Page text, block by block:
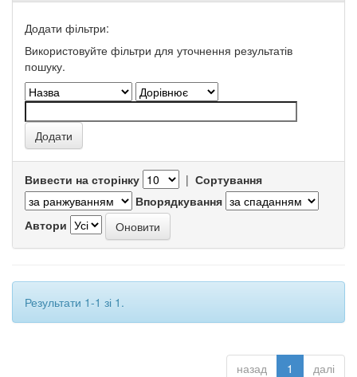
Додати фільтри:
Використовуйте фільтри для уточнення результатів
пошуку.
Вивести на сторінку | Сортування
Впорядкування
Автори
Результати 1-1 зі 1.
назад 1 далі